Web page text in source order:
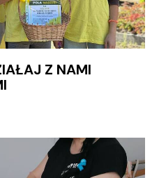
Z NAMI